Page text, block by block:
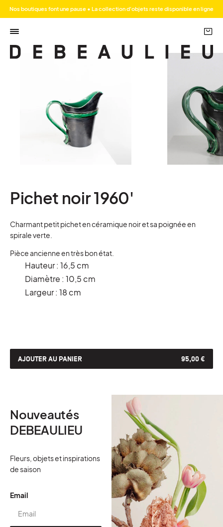
Nos boutiques font une pause • La collection d'objets reste disponible en ligne
Pichet noir 1960'
Charmant petit pichet en céramique noir et sa poignée en
spirale verte.
Pièce ancienne en très bon état.
Hauteur : 16,5 cm
Diamètre : 10,5 cm
Largeur : 18 cm
AJOUTER AU PANIER 95,00 €
Nouveautés
DEBEAULIEU
Fleurs, objets et inspirations
de saison
Email